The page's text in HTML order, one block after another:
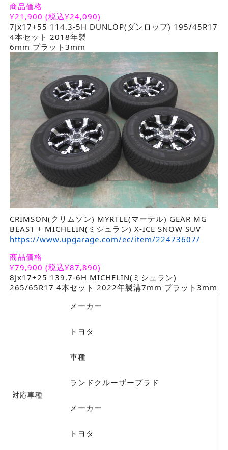
商品価格
¥21,900 (税込¥24,090)
7Jx17+55 114.3-5H DUNLOP(ダンロップ) 195/45R17
4本セット 2018年製
6mm プラット3mm
CRIMSON(クリムソン) MYRTLE(マーテル) GEAR MG
BEAST + MICHELIN(ミシュラン) X-ICE SNOW SUV
https://www.upgarage.com/ec/item/22473607/
商品価格
¥79,900 (税込¥87,890)
8Jx17+25 139.7-6H MICHELIN(ミシュラン)
265/65R17 4本セット 2022年製溝7mm プラット3mm
対応車種
メーカー
トヨタ
車種
ランドクルーザープラド
メーカー
トヨタ